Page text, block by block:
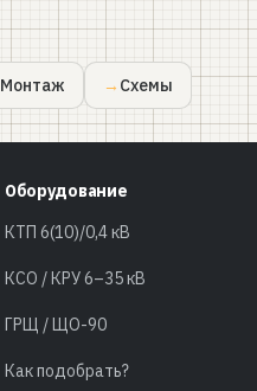
Монтаж Схемы
Оборудование
КТП 6(10)/0,4 кВ
КСО / КРУ 6–35 кВ
ГРЩ / ЩО-90
Как подобрать?